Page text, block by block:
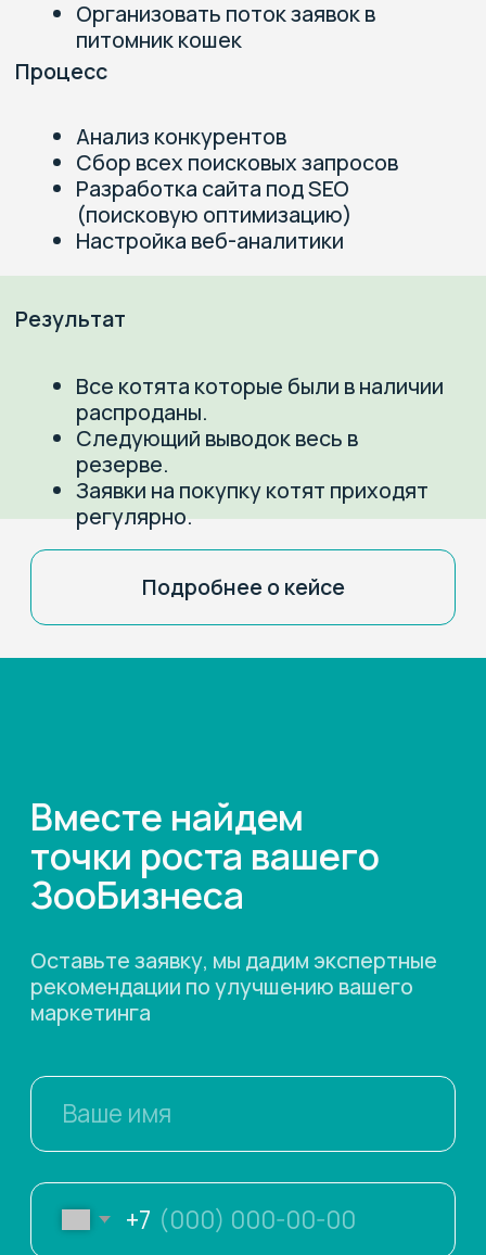
+7
Соглашаюсь наобработку
персональных данных
Ответы на ваши вопросы
Примеры видеоаудитов
сайтов
Специализация на Зоо
Ключевые факторы, почему ЗооБизнес
отдаёт предпочтение нашему агентству
диджитал-маркетинга